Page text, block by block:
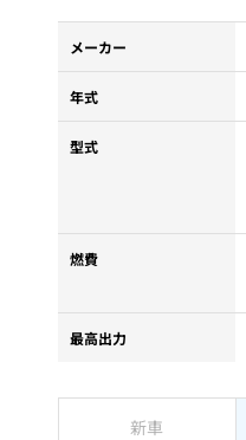
メーカー
年式
型式
燃費
最高出力
新車